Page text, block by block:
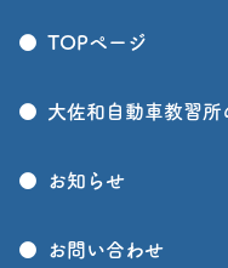
TOPページ
大佐和自動車教習所
お知らせ
お問い合わせ